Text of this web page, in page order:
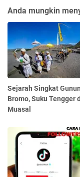
Anda mungkin
Sejarah Singkat
Bromo, Suku Tengger
Muasal